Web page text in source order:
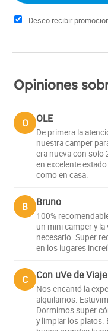
Deseo recibir
Opiniones
O OLE
De primera la
nuestra camper
era nueva con solo
en excelente
como en casa.
B Bruno
100%
un mini camper y
necesario. Super
en los lugares
C Con uVe de Viaje
Nos encantó la
alquilamos.
Dormimos super
y limpiar los platos.